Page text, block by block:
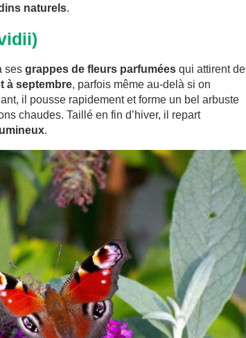
naturels.
ses grappes de fleurs parfumées qui attirent de
à septembre, parfois même au-delà si on
il pousse rapidement et forme un bel arbuste
chaudes. Taillé en fin d’hiver, il repart
.